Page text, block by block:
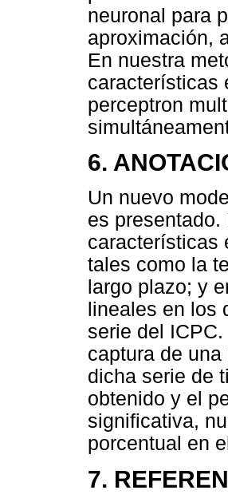
neuronal para
aproximación,
En nuestra
características
perceptron
6.
Un nuevo
es
características
tales como la
largo plazo; y
lineales en los
serie del
captura de
dicha serie de
obtenido y el
significativa,
porcentual en
7.